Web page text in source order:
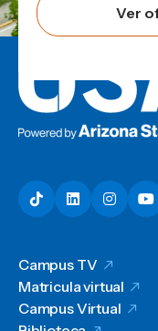
Ver
Campus TV
Matricula virtual
Campus Virtual